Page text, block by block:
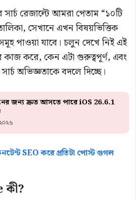
রেজাল্টে আমরা পেতাম “১০টি
সেখানে এখন বিষয়ভিত্তিক
পাওয়া যাবে। চলুন দেখে নিই এই
করে, কেন এটা গুরুত্বপূর্ণ, এবং
অভিজ্ঞতাকে বদলে দিচ্ছে।
জন্য দ্রুত আসতে পারে iOS 26.6.1
SEO করে প্রতিটা পোস্ট গুগল
কী?